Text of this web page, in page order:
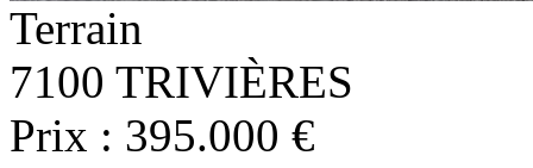
Terrain
7100 TRIVIÈRES
Prix : 395.000 €